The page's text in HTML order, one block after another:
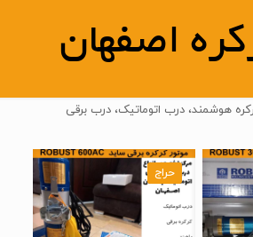
اصفهان
هوشمند، درب اتوماتیک، درب برقی
حراج